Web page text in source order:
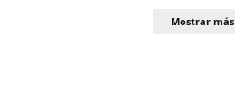
Mostrar más